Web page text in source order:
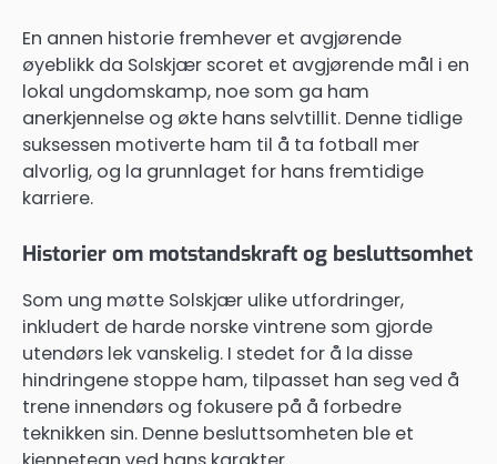
En annen historie fremhever et avgjørende
øyeblikk da Solskjær scoret et avgjørende mål i en
lokal ungdomskamp, noe som ga ham
anerkjennelse og økte hans selvtillit. Denne tidlige
suksessen motiverte ham til å ta fotball mer
alvorlig, og la grunnlaget for hans fremtidige
karriere.
Historier om motstandskraft og besluttsomhet
Som ung møtte Solskjær ulike utfordringer,
inkludert de harde norske vintrene som gjorde
utendørs lek vanskelig. I stedet for å la disse
hindringene stoppe ham, tilpasset han seg ved å
trene innendørs og fokusere på å forbedre
teknikken sin. Denne besluttsomheten ble et